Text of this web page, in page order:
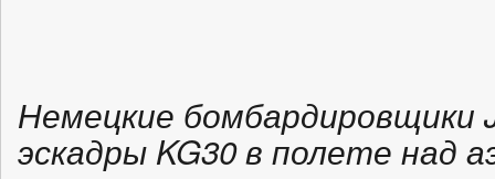
Немецкие бомбардировщики
эскадры KG30 в полете над